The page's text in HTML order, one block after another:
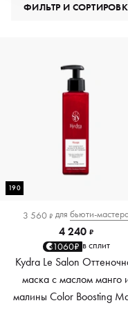
ФИЛЬТР И
190
3 560 ₽ для бьюти-
4 240 ₽
1060₽ в сплит
Kydra Le Salon
маска с маслом манго
малины Color Boosting